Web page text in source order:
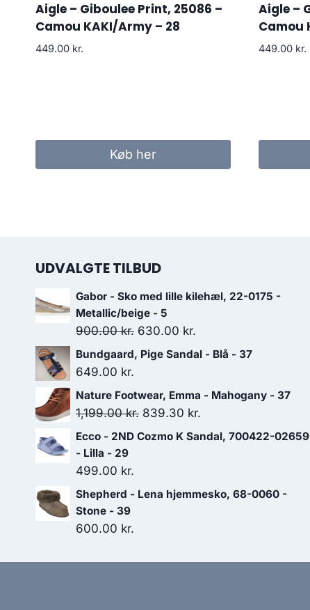
Aigle – Giboulee Print, 25086 –
Camou KAKI/Army – 28
449.00 kr.
Køb her
Aigle –
Camou
449.00 kr.
UDVALGTE TILBUD
Gabor - Sko med lille kilehæl, 22-0175 -
Metallic/beige - 5
900.00kr. Den
oprindelige
900.00 kr..
630.00 kr.
aktuelle
630.00 kr..
Bundgaard, Pige Sandal - Blå - 37
649.00 kr.
Nature Footwear, Emma - Mahogany - 37
1,199.00kr. Den
oprindelige
1,199.00 kr..
839.30 kr.
aktuelle
839.30 kr..
Ecco - 2ND Cozmo K Sandal, 700422-02659
- Lilla - 29
499.00 kr.
Shepherd - Lena hjemmesko, 68-0060 -
Stone - 39
600.00 kr.